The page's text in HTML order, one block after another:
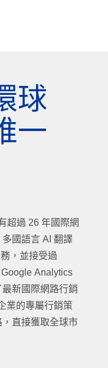
球
一
超過 26 年國際網
國語言 AI 翻譯
，並接受過
Analytics
新國際網路行銷
業的專屬行銷策
直接獲取全球市